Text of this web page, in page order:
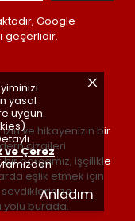
yasal
uygun
ve Çerez
Anladım
Google
geçerlidir.
ve hikayenizin bir
çizgileri
parçamız, işçilikle
eşlik etmek için
sevdiklerinize
yolu burada.